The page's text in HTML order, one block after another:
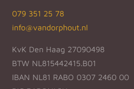
079 351 25 78
info@vandorphout.nl
KvK Den Haag 27090498
BTW NL815442415.B01
IBAN NL81 RABO 0307 2460 00